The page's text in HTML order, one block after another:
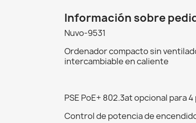
Información sobre
Nuvo-9531
Ordenador compacto sin
intercambiable en caliente
PSE PoE+ 802.3at opcional para
Control de potencia de